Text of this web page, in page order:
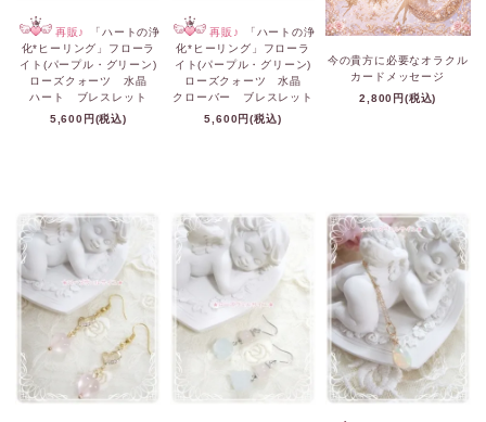
再販♪
「ハートの浄
化*ヒーリング」フローラ
イト(パープル・グリーン)
ローズクォーツ 水晶
ハート ブレスレット
5,600円(税込)
再販♪
「ハートの浄
化*ヒーリング」フローラ
イト(パープル・グリーン)
ローズクォーツ 水晶
クローバー ブレスレット
5,600円(税込)
今の貴方に必要なオラクル
カードメッセージ
2,800円(税込)